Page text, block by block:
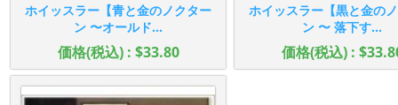
ホイッスラー【青と金のノクター
ン 〜オールド...
価格(税込) : $33.80
ホイッスラー【黒と金の
ン 〜 落下す...
価格(税込) :